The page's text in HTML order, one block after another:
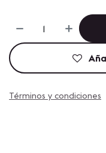
Términos y condiciones